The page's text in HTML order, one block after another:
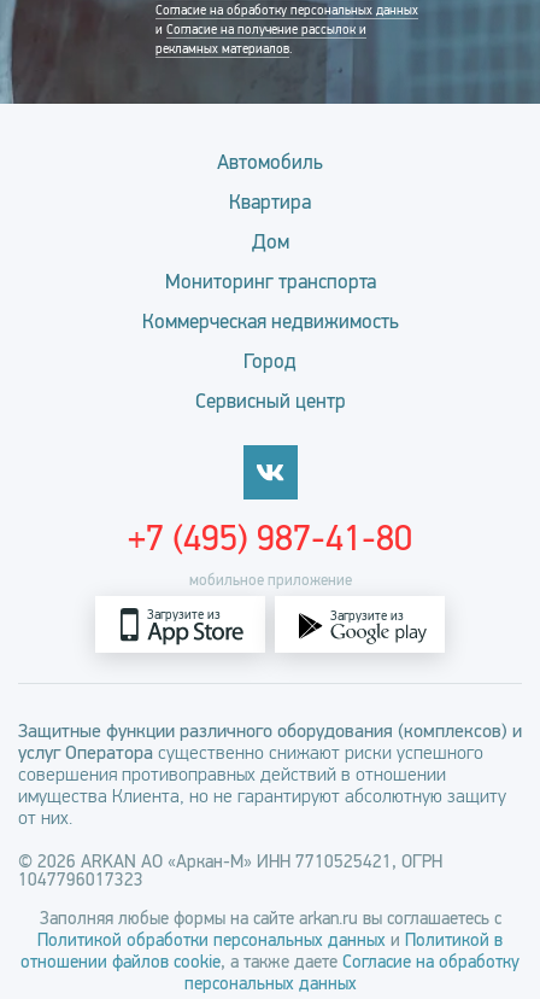
Согласие на обработку персональных данных
и Согласие на получение рассылок и
рекламных материалов.
Автомобиль
Квартира
Дом
Мониторинг транспорта
Коммерческая недвижимость
Город
Сервисный центр
мобильное приложение
Загрузите из Загрузите из
+7 (495) 987-41-80
Защитные функции различного оборудования (комплексов) и
услуг Оператора существенно снижают риски успешного
совершения противоправных действий в отношении
имущества Клиента, но не гарантируют абсолютную защиту
от них.
© 2026 ARKAN АО «Аркан-М» ИНН 7710525421, ОГРН
1047796017323
Заполняя любые формы на сайте arkan.ru вы соглашаетесь с
Политикой обработки персональных данных и Политикой в
отношении файлов cookie, а также даете Согласие на обработку
персональных данных